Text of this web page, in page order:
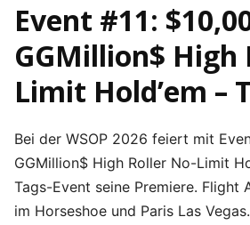
Event #11:
GGMillion$ High
Limit Hold’em –
Bei der WSOP 2026 feiert mit
GGMillion$ High Roller No-Limit
Tags-Event seine Premiere. Flight
im Horseshoe und Paris Las